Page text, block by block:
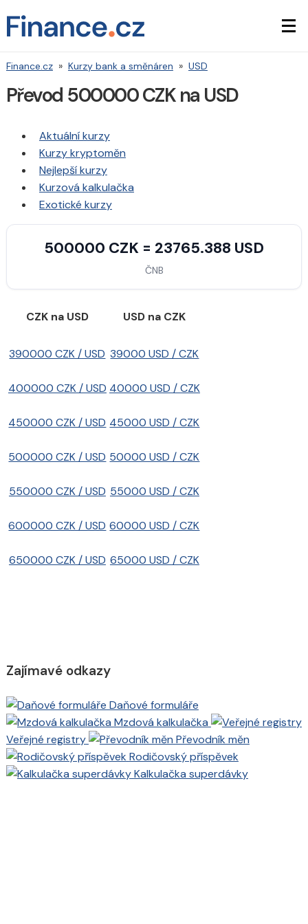
Finance.cz » Kurzy bank a směnáren » USD
Převod 500000 CZK na USD
Aktuální kurzy
Kurzy kryptoměn
Nejlepší kurzy
Kurzová kalkulačka
Exotické kurzy
500000 CZK = 23765.388 USD
ČNB
CZK na USD USD na CZK
390000 CZK / USD
400000 CZK / USD
450000 CZK / USD
500000 CZK / USD
550000 CZK / USD
600000 CZK / USD
650000 CZK / USD
39000 USD / CZK
40000 USD / CZK
45000 USD / CZK
50000 USD / CZK
55000 USD / CZK
60000 USD / CZK
65000 USD / CZK
Zajímavé odkazy
Daňové formuláře
Mzdová kalkulačka
Veřejné registry
Převodník měn
Rodičovský příspěvek
Kalkulačka superdávky